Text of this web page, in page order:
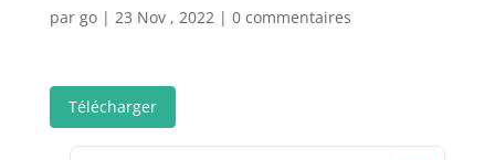
par go| 23 Nov , 2022| 0 commentaires
Télécharger